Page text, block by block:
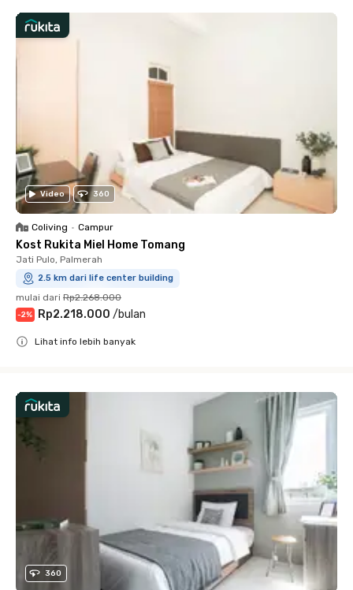
Video 360
Coliving • Campur
Kost Rukita Miel Home Tomang
Jati Pulo, Palmerah
2.5 km dari life center building
mulai dari Rp2.268.000
-2% Rp2.218.000 /bulan
Lihat info lebih banyak
360